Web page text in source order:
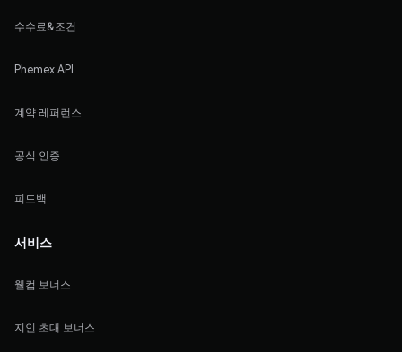
수수료&조건
Phemex API
계약 레퍼런스
공식 인증
피드백
서비스
웰컴 보너스
지인 초대 보너스